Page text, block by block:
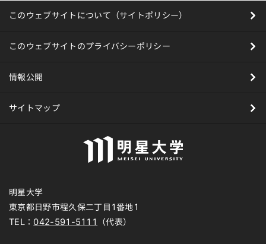
このウェブサイトについて（サイトポリシー）
このウェブサイトのプライバシーポリシー
情報公開
サイトマップ
明星大学
東京都日野市程久保二丁目1番地1
TEL： 042-591-5111 （代表）